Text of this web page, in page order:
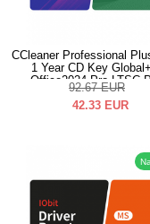
CCleaner Professional
1 Year CD Key
Office2024 Pro LTSC
92.67 EUR
42.33 EUR